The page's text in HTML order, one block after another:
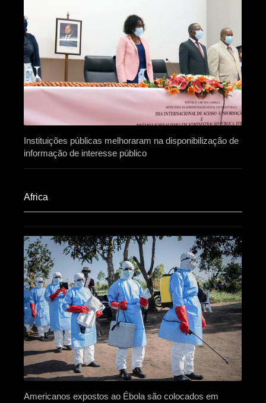
Instituições públicas melhoraram na disponibilização de
informação de interesse público
Africa​
Americanos expostos ao Ébola são colocados em